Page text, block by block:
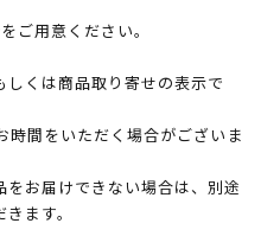
ご用意ください。
くは商品取り寄せの表示で
時間をいただく場合がございま
お届けできない場合は、別途
ます。